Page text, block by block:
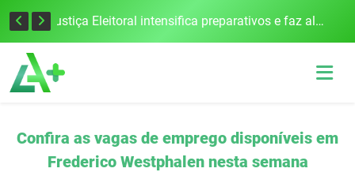
Cobrança do estacionamento rotativo começará em 10 dias em Frederico Westphalen Justiça Eleitoral intensifica preparativos e faz alertas para as Eleições 2026 na 94ª Zona Eleitoral
Confira as vagas de emprego disponíveis em
Frederico Westphalen nesta semana